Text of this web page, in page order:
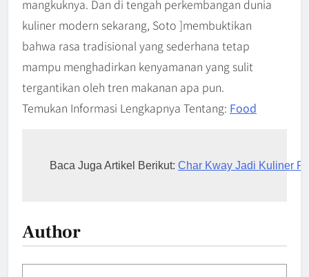
mangkuknya. Dan di tengah perkembangan dunia
kuliner modern sekarang, Soto ]membuktikan
bahwa rasa tradisional yang sederhana tetap
mampu menghadirkan kenyamanan yang sulit
tergantikan oleh tren makanan apa pun.
Temukan Informasi Lengkapnya Tentang: Food
Baca Juga Artikel Berikut: Char Kway Jadi Kuliner
Author